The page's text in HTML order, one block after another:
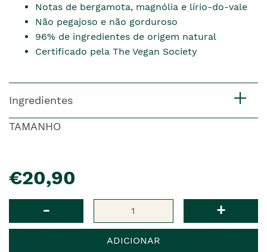
Notas de bergamota, magnólia e lírio-do-vale
Não pegajoso e não gorduroso
96% de ingredientes de origem natural
Certificado pela The Vegan Society
Ingredientes
TAMANHO
€20,90
- +
ADICIONAR